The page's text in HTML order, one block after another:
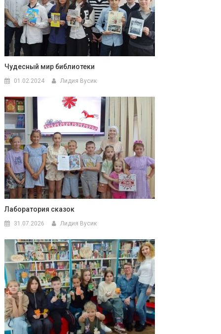
Чудесный мир библиотеки
01.02.2024 Лидия Вусик
Лаборатория сказок
31.07.2026 Лидия Вусик